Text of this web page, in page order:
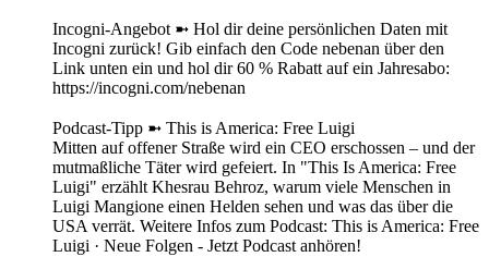
Incogni-Angebot ➼ Hol dir deine persönlichen Daten mit
Incogni zurück! Gib einfach den Code nebenan über den
Link unten ein und hol dir 60 % Rabatt auf ein Jahresabo:
https://incogni.com/nebenan
Podcast-Tipp ➼ This is America: Free Luigi
Mitten auf offener Straße wird ein CEO erschossen – und der
mutmaßliche Täter wird gefeiert. In "This Is America: Free
Luigi" erzählt Khesrau Behroz, warum viele Menschen in
Luigi Mangione einen Helden sehen und was das über die
USA verrät. Weitere Infos zum Podcast: This is America: Free
Luigi · Neue Folgen - Jetzt Podcast anhören!